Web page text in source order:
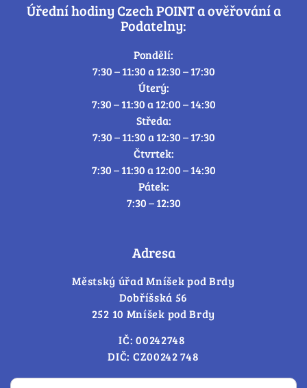
Úřední hodiny Czech POINT a ověřování a
Podatelny:
Pondělí:
7:30 – 11:30 a 12:30 – 17:30
Úterý:
7:30 – 11:30 a 12:00 – 14:30
Středa:
7:30 – 11:30 a 12:30 – 17:30
Čtvrtek:
7:30 – 11:30 a 12:00 – 14:30
Pátek:
7:30 – 12:30
Adresa
Městský úřad Mníšek pod Brdy
Dobříšská 56
252 10 Mníšek pod Brdy
IČ: 00242748
DIČ: CZ00242 748
Cookies – změna souhlasu